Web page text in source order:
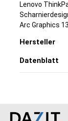
Lenovo
Arc Graphics
Hersteller
Datenblatt